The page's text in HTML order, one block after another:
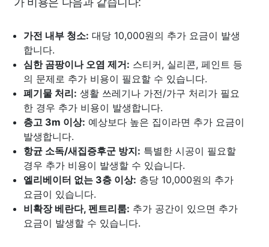
가전 내부 청소: 대당 10,000원의 추가 요금이 발생
합니다.
심한 곰팡이나 오염 제거: 스티커, 실리콘, 페인트 등
의 문제로 추가 비용이 필요할 수 있습니다.
폐기물 처리: 생활 쓰레기나 가전/가구 처리가 필요
한 경우 추가 비용이 발생합니다.
층고 3m 이상: 예상보다 높은 집이라면 추가 요금이
발생합니다.
항균 소독/새집증후군 방지: 특별한 시공이 필요할
경우 추가 비용이 발생할 수 있습니다.
엘리베이터 없는 3층 이상: 층당 10,000원의 추가
요금이 있습니다.
비확장 베란다, 펜트리룸: 추가 공간이 있으면 추가
요금이 발생할 수 있습니다.